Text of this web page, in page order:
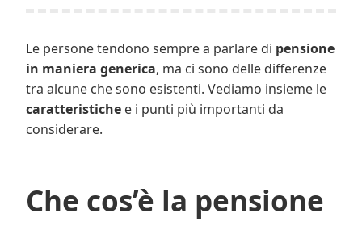
Le persone tendono sempre a parlare di pensione
in maniera generica, ma ci sono delle differenze
tra alcune che sono esistenti. Vediamo insieme le
caratteristiche e i punti più importanti da
considerare.
Che cos’è la pensione